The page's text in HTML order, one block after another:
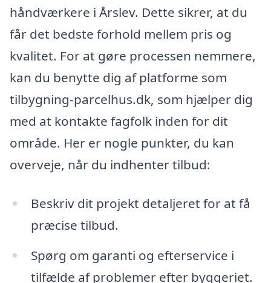
håndværkere i Årslev. Dette sikrer, at du
får det bedste forhold mellem pris og
kvalitet. For at gøre processen nemmere,
kan du benytte dig af platforme som
tilbygning-parcelhus.dk, som hjælper dig
med at kontakte fagfolk inden for dit
område. Her er nogle punkter, du kan
overveje, når du indhenter tilbud:
Beskriv dit projekt detaljeret for at få
præcise tilbud.
Spørg om garanti og efterservice i
tilfælde af problemer efter byggeriet.